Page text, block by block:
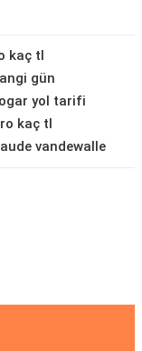
kaç tl
gün
yol tarifi
kaç tl
vandewalle